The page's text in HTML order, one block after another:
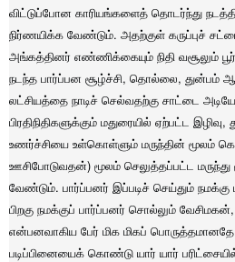
விட்டுப்போன காரியங்களைத் தொடர்ந்து
நிர்ணயிக்க வேண்டும். அதற்குள் கருப்புச்
அங்கத்தினர் எண்ணிக்கையும் நிதி வசூலும்
நடந்த பார்ப்பன சூழ்ச்சி, தொல்லை, துன்பம்
லட்சியத்தை நாடிச் செல்வதற்கு சாட்டை
பிரதிநிதிகளுக்கும் மதுரையில் ஏற்பட்ட
உணர்ச்சியை உள்கொள்ளும் மருந்தின் மூலம்
ஊசிபோடுவதன்) மூலம் செலுத்தப்பட்ட
வேண்டும். பார்ப்பனர் இப்படிச் செய்தும்
பிறகு நமக்குப் பார்ப்பனர் சொல்லும்
என்பனவாகிய பேர் மிக மிகப்
படிப்பினையைக் கொண்டு யார் யார்